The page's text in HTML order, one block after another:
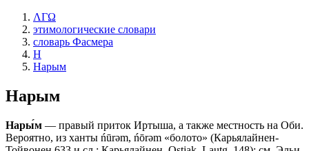
ΛΓΩ
этимологические словари
словарь Фасмера
Н
Нарым
Нарым
Нары́м — правый приток Иртыша, а также местность на Оби.
Вероятно, из ханты ńūrǝm, ńōrǝm «болото» (Карьялайнен-